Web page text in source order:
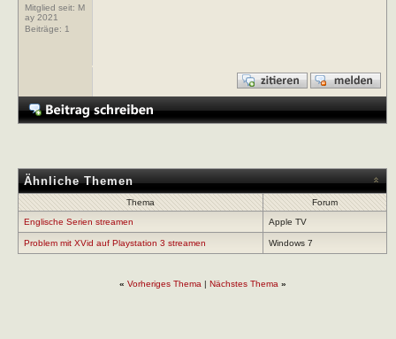
Mitglied seit: M
ay 2021
Beiträge: 1
Ähnliche Themen
Thema
Forum
Englische Serien streamen
Apple TV
Problem mit XVid auf Playstation 3 streamen Windows 7
« Vorheriges Thema | Nächstes Thema »